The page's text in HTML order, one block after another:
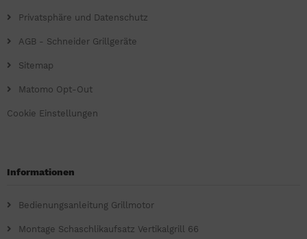
Privatsphäre und Datenschutz
AGB - Schneider Grillgeräte
Sitemap
Matomo Opt-Out
Cookie Einstellungen
Informationen
Bedienungsanleitung Grillmotor
Montage Schaschlikaufsatz Vertikalgrill 66